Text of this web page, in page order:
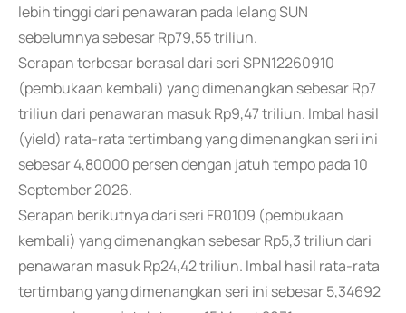
lebih tinggi dari penawaran pada lelang SUN
sebelumnya sebesar Rp79,55 triliun.
Serapan terbesar berasal dari seri SPN12260910
(pembukaan kembali) yang dimenangkan sebesar Rp7
triliun dari penawaran masuk Rp9,47 triliun. Imbal hasil
(yield) rata-rata tertimbang yang dimenangkan seri ini
sebesar 4,80000 persen dengan jatuh tempo pada 10
September 2026.
Serapan berikutnya dari seri FR0109 (pembukaan
kembali) yang dimenangkan sebesar Rp5,3 triliun dari
penawaran masuk Rp24,42 triliun. Imbal hasil rata-rata
tertimbang yang dimenangkan seri ini sebesar 5,34692